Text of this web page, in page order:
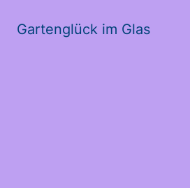
Gartenglück im Glas